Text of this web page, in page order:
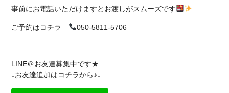
事前にお電話いただけますとお渡しがスムーズです
ご予約はコチラ 050-5811-5706
LINE＠お友達募集中です★
↓お友達追加はコチラから♪↓